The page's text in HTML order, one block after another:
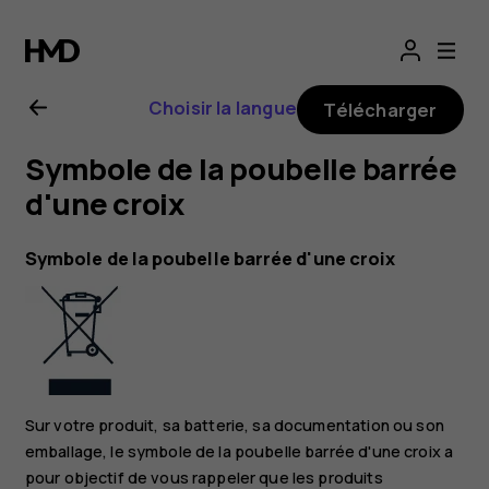
Guide
de
l'utilisateur
Nokia
8.1
Choisir la langue Télécharger
Symbole de la poubelle barrée
d'une croix
Symbole de la poubelle barrée d'une croix
Sur votre produit, sa batterie, sa documentation ou son
emballage, le symbole de la poubelle barrée d'une croix a
pour objectif de vous rappeler que les produits